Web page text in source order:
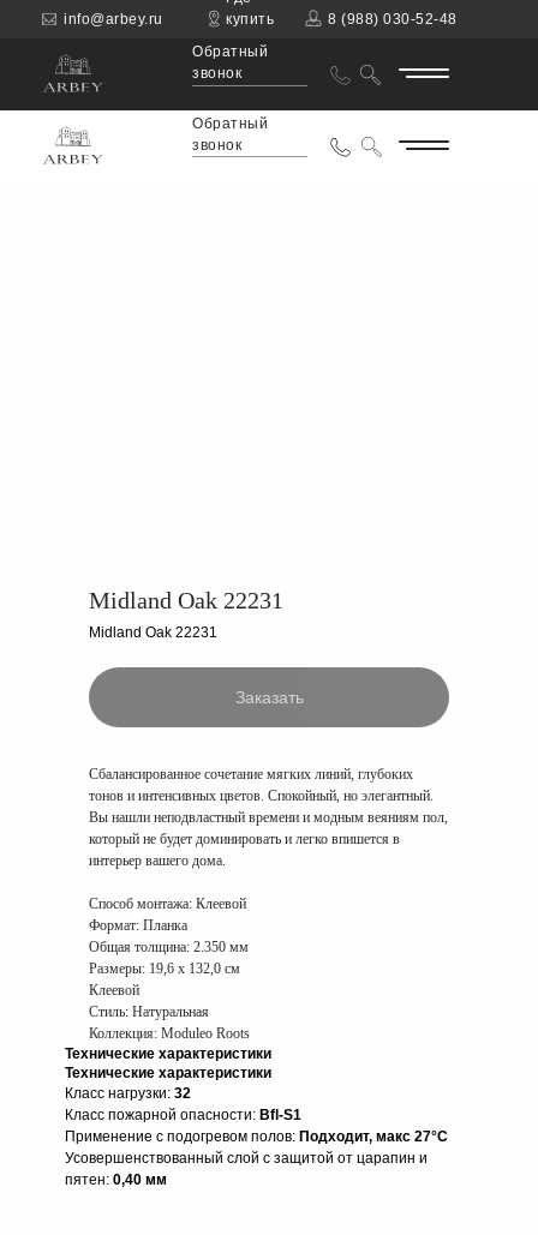
купить
8 (988) 030-52-48
info@arbey.ru
Обратный
звонок
Обратный
звонок
Midland Oak 22231
Midland Oak 22231
Заказать
Сбалансированное сочетание мягких линий, глубоких
тонов и интенсивных цветов. Спокойный, но элегантный.
Вы нашли неподвластный времени и модным веяниям пол,
который не будет доминировать и легко впишется в
интерьер вашего дома.
Способ монтажа: Клеевой
Формат: Планка
Общая толщина: 2.350 мм
Размеры: 19,6 x 132,0 см
Клеевой
Стиль: Натуральная
Коллекция: Moduleo Roots
Технические характеристики
Технические характеристики
Класс нагрузки: 32
Класс пожарной опасности: Bfl-S1
Применение с подогревом полов: Подходит, макс 27°C
Усовершенствованный слой с защитой от царапин и
пятен: 0,40 мм